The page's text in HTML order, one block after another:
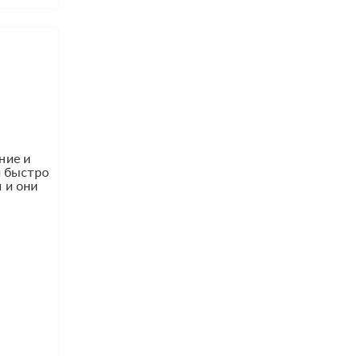
и
быстро
и они